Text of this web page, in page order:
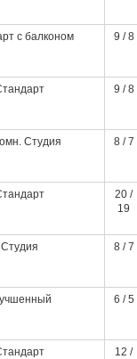
с балконом 9 / 8
9 / 8
Студия 8 / 7
20 /
19
Студия 8 / 7
6 / 5
12 /